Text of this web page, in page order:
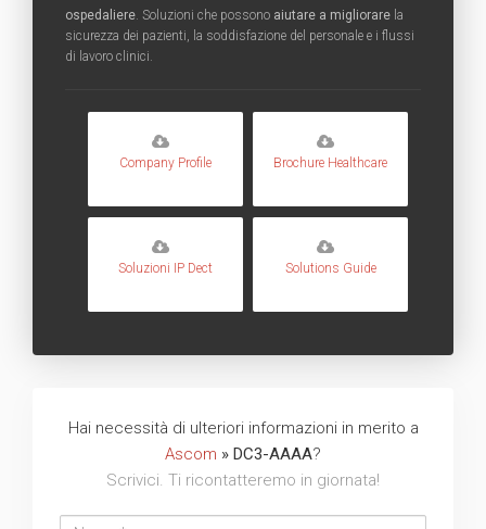
ospedaliere . Soluzioni che possono aiutare a migliorare la
sicurezza dei pazienti, la soddisfazione del personale e i flussi
di lavoro clinici.
Company Profile Brochure Healthcare
Soluzioni IP Dect Solutions Guide
Hai necessità di ulteriori informazioni in merito a
Ascom » DC3-AAAA?
Scrivici. Ti ricontatteremo in giornata!